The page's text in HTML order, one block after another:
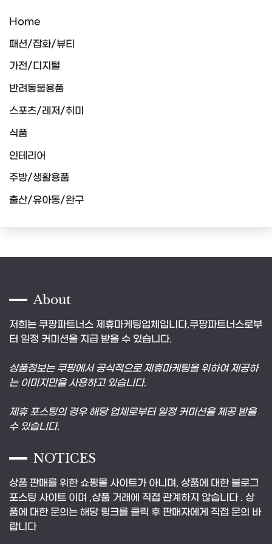
Home
패션/잡화/뷰티
가전/디지털
반려동물용품
스포츠/레저/취미
식품
인테리어
주방/생활용품
출산/유아동/완구
About
저희는 쿠팡파트너스 제휴마케팅업체입니다.쿠팡파트너스로부
터 일정 커미션을 지급 받을 수 있습니다.
상품정보는 쿠팡에서 공식적으로 제휴마케팅을 위하여 제공하
는 이미지만을 사용하고 있습니다.
제휴 포스팅의 경우 해당 업체로부터 일정 커미션을 제공 받을
수 있습니다.
NOTICES
상품 판매를 위한 쇼핑몰 사이트가 아니며, 상품에 대한 블로그
포스팅 사이트 이며 ,상품 거래에 직접 관계하지 않습니다 . 상
품에 대한 문의는 해당 링크를 클릭 후 판매자에게 직접 문의 바
랍니다